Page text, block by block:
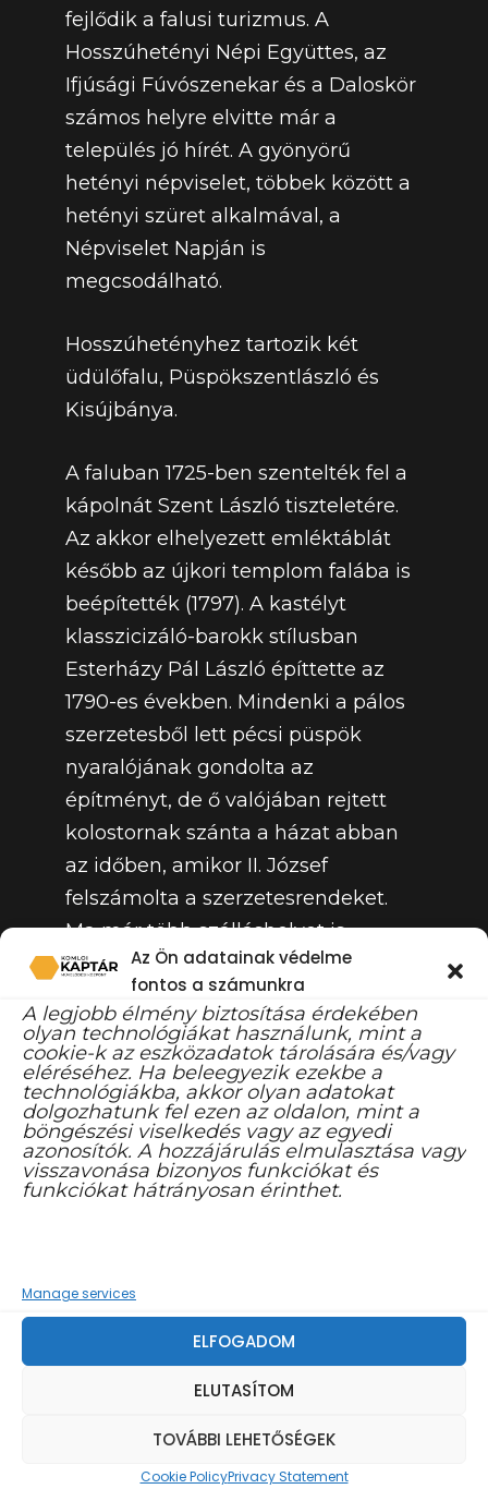
Az Ön adatainak védelme
fontos a számunkra
A legjobb élmény biztosítása érdekében
olyan technológiákat használunk, mint a
cookie-k az eszközadatok tárolására és/vagy
eléréséhez. Ha beleegyezik ezekbe a
technológiákba, akkor olyan adatokat
dolgozhatunk fel ezen az oldalon, mint a
böngészési viselkedés vagy az egyedi
azonosítók. A hozzájárulás elmulasztása vagy
visszavonása bizonyos funkciókat és
funkciókat hátrányosan érinthet.
Manage services
ELFOGADOM
ELUTASÍTOM
TOVÁBBI LEHETŐSÉGEK
Cookie PolicyPrivacy Statement
fejlődik a falusi turizmus. A
Hosszúhetényi Népi Együttes, az
Ifjúsági Fúvószenekar és a Daloskör
számos helyre elvitte már a
település jó hírét. A gyönyörű
hetényi népviselet, többek között a
hetényi szüret alkalmával, a
Népviselet Napján is
megcsodálható.
Hosszúhetényhez tartozik két
üdülőfalu, Püspökszentlászló és
Kisújbánya.
A faluban 1725-ben szentelték fel a
kápolnát Szent László tiszteletére.
Az akkor elhelyezett emléktáblát
később az újkori templom falába is
beépítették (1797). A kastélyt
klasszicizáló-barokk stílusban
Esterházy Pál László építtette az
1790-es években. Mindenki a pálos
szerzetesből lett pécsi püspök
nyaralójának gondolta az
építményt, de ő valójában rejtett
kolostornak szánta a házat abban
az időben, amikor II. József
felszámolta a szerzetesrendeket.
Ma már több szálláshelyet is
találunk a falusi turizmus keretében
Szentlászlón. A festői környezetű, jó
levegőjű faluban pihetető napokat
tölthetünk és túrázhatunk a Zengő
erdeiben járva.
KisújbányátFranken környéki
német telepesek alapították a XVIII.
nevezték a falut Neuglashütte-nek.
A területen 1760 és 1809 között
működött az üveghuta. A falu út
hiányában az 1970-es években
elvándorolt. Házaikat üdülőnek